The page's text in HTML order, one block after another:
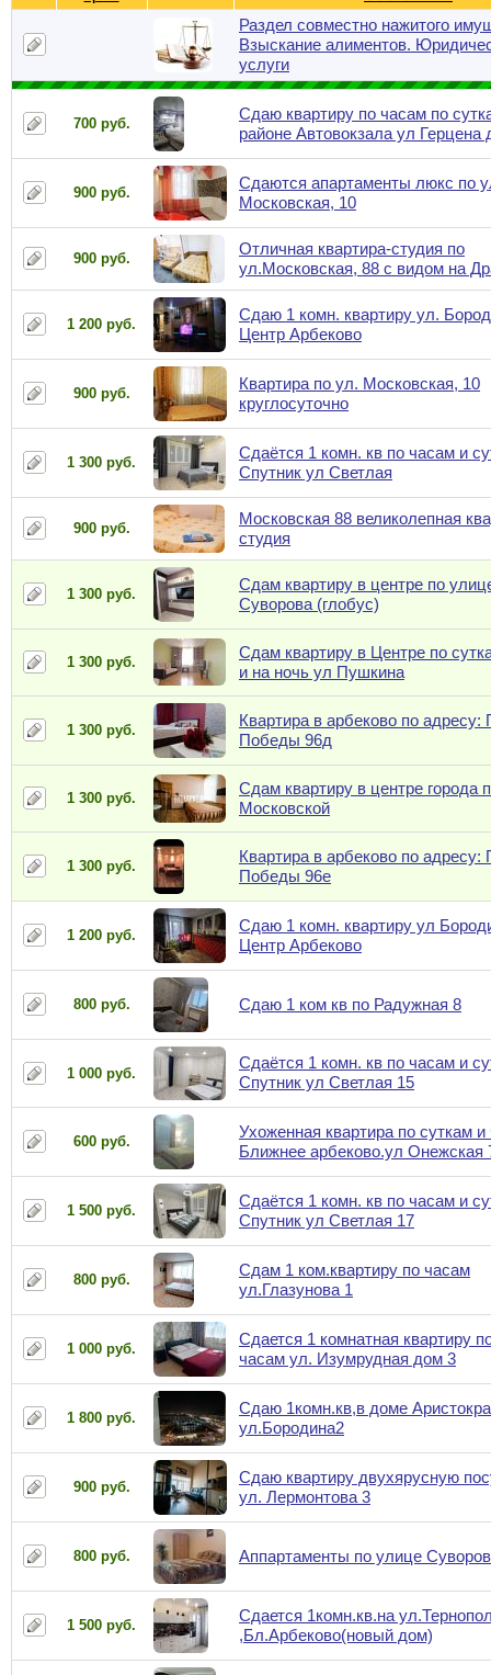
Раздел совместно нажитого
Взыскание алиментов.
услуги
700 руб.
Сдаю квартиру по часам по
районе Автовокзала ул Герцена
900 руб.
Сдаются апартаменты люкс по
Московская, 10
900 руб.
Отличная квартира-студия по
ул.Московская, 88 с видом на
1 200 руб.
Сдаю 1 комн. квартиру ул.
Центр Арбеково
900 руб.
Квартира по ул. Московская, 10
круглосуточно
1 300 руб.
Сдаётся 1 комн. кв по часам и
Спутник ул Светлая
900 руб.
Московская 88 великолепная
студия
1 300 руб.
Сдам квартиру в центре по
Суворова (глобус)
1 300 руб.
Сдам квартиру в Центре по
и на ночь ул Пушкина
1 300 руб.
Квартира в арбеково по адресу:
Победы 96д
1 300 руб.
Сдам квартиру в центре города
Московской
1 300 руб.
Квартира в арбеково по адресу:
Победы 96е
1 200 руб.
Сдаю 1 комн. квартиру ул
Центр Арбеково
800 руб. Сдаю 1 ком кв по Радужная 8
1 000 руб.
Сдаётся 1 комн. кв по часам и
Спутник ул Светлая 15
600 руб.
Ухоженная квартира по суткам
Ближнее арбеково.ул Онежская
1 500 руб.
Сдаётся 1 комн. кв по часам и
Спутник ул Светлая 17
800 руб.
Сдам 1 ком.квартиру по часам
ул.Глазунова 1
1 000 руб.
Сдается 1 комнатная квартиру
часам ул. Изумрудная дом 3
1 800 руб.
Сдаю 1комн.кв,в доме
ул.Бородина2
900 руб.
Сдаю квартиру двухярусную
ул. Лермонтова 3
800 руб. Аппартаменты по улице
1 500 руб.
Сдается 1комн.кв.на
,Бл.Арбеково(новый дом)